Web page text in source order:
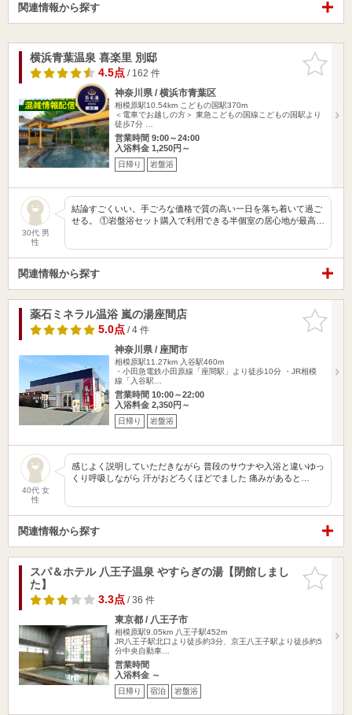
関連情報から探す
お気に入
りに追加
横浜青葉温泉 喜楽里 別邸
4.5点/ 162 件
神奈川県 / 横浜市青葉区
相模原駅10.54km こどもの国駅370m
＜電車でお越しの方＞ 東急こどもの国線こどもの国駅より
徒歩7分 …
営業時間 9:00～24:00
入浴料金 1,250円～
日帰り 岩盤浴
30代 男
性
結論すごくいい。手ごろな価格で質の高い一日を落ち着いて過ご
せる。 ①岩盤浴セット購入で利用できる半個室の居心地が最高…
関連情報から探す
お気に入
りに追加
薬石ミネラル温浴 嵐の湯座間店
5.0点/ 4 件
神奈川県 / 座間市
相模原駅11.27km 入谷駅460m
・小田急電鉄小田原線「座間駅」より徒歩10分 ・JR相模
線「入谷駅…
営業時間 10:00～22:00
入浴料金 2,350円～
日帰り 岩盤浴
40代 女
性
感じよく説明していただきながら 普段のサウナや入浴と違いゆっ
くり呼吸しながら 汗がおどろくほどでました 痛みがあると…
関連情報から探す
お気に入
りに追加
スパ＆ホテル 八王子温泉 やすらぎの湯【閉館しまし
た】
3.3点/ 36 件
東京都 / 八王子市
相模原駅9.05km 八王子駅452m
JR八王子駅北口より徒歩約3分、京王八王子駅より徒歩約5
分中央自動車…
営業時間
入浴料金 ～
日帰り 宿泊 岩盤浴